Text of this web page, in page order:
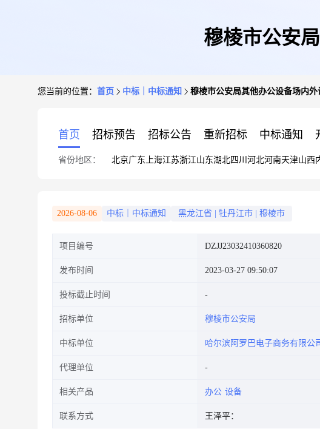
穆棱市公安
您当前的位置： 首页 中标｜中标通知 穆棱市公安局其他办公设备场内
首页 招标预告 招标公告 重新招标 中标通知
省份地区： 北京广东 上海江苏浙江山东湖北四川 河北河南天津山西
2026-08-06 中标｜中标通知 黑龙江省 牡丹江市 穆棱市
项目编号 DZJJ23032410360820
发布时间 2023-03-27 09:50:07
投标截止时间
招标单位 穆棱市公安局
中标单位 哈尔滨阿罗巴电子商务有限公
代理单位
相关产品 办公 设备
联系方式 王泽平：